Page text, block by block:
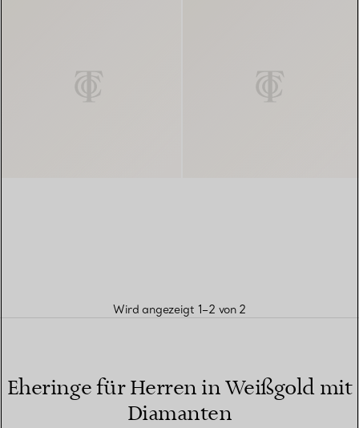
Wird angezeigt 1–2 von 2
Eheringe für Herren in Weißgold mit
Diamanten